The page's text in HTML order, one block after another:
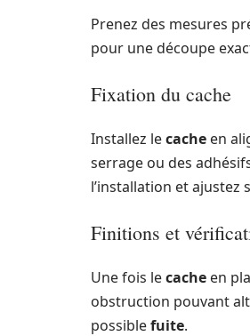
Prenez des mesures
pour une découpe
Fixation du cache
Installez lecache en
serrage ou des
l’installation et ajustez
Finitions et
Une fois lecache en
obstruction pouvant
possiblefuite.